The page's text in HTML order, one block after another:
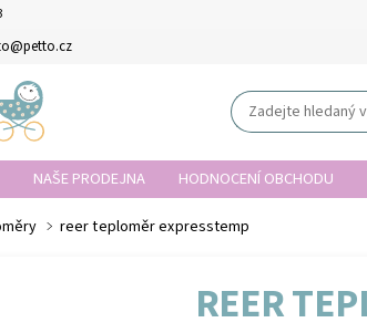
@petto.cz
NAŠE PRODEJNA HODNOCENÍ OBCHODU
reer teploměr expresstemp
REER